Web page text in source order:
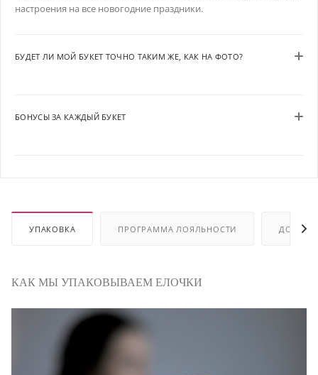
настроения на все новогодние праздники.
БУДЕТ ЛИ МОЙ БУКЕТ ТОЧНО ТАКИМ ЖЕ, КАК НА ФОТО?
БОНУСЫ ЗА КАЖДЫЙ БУКЕТ
УПАКОВКА ПРОГРАММА ЛОЯЛЬНОСТИ
КАК МЫ УПАКОВЫВАЕМ ЕЛОЧКИ